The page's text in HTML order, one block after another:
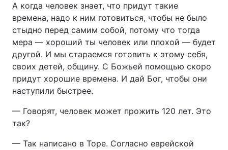
А когда человек знает, что придут такие
времена, надо к ним готовиться, чтобы не было
стыдно перед самим собой, потому что тогда
мера — хороший ты человек или плохой — будет
другой. И мы стараемся готовить к этому себя,
своих детей, общину. С Божьей помощью скоро
придут хорошие времена. И дай Бог, чтобы они
наступили быстрее.
— Говорят, человек может прожить 120 лет. Это
так?
— Так написано в Торе. Согласно еврейской